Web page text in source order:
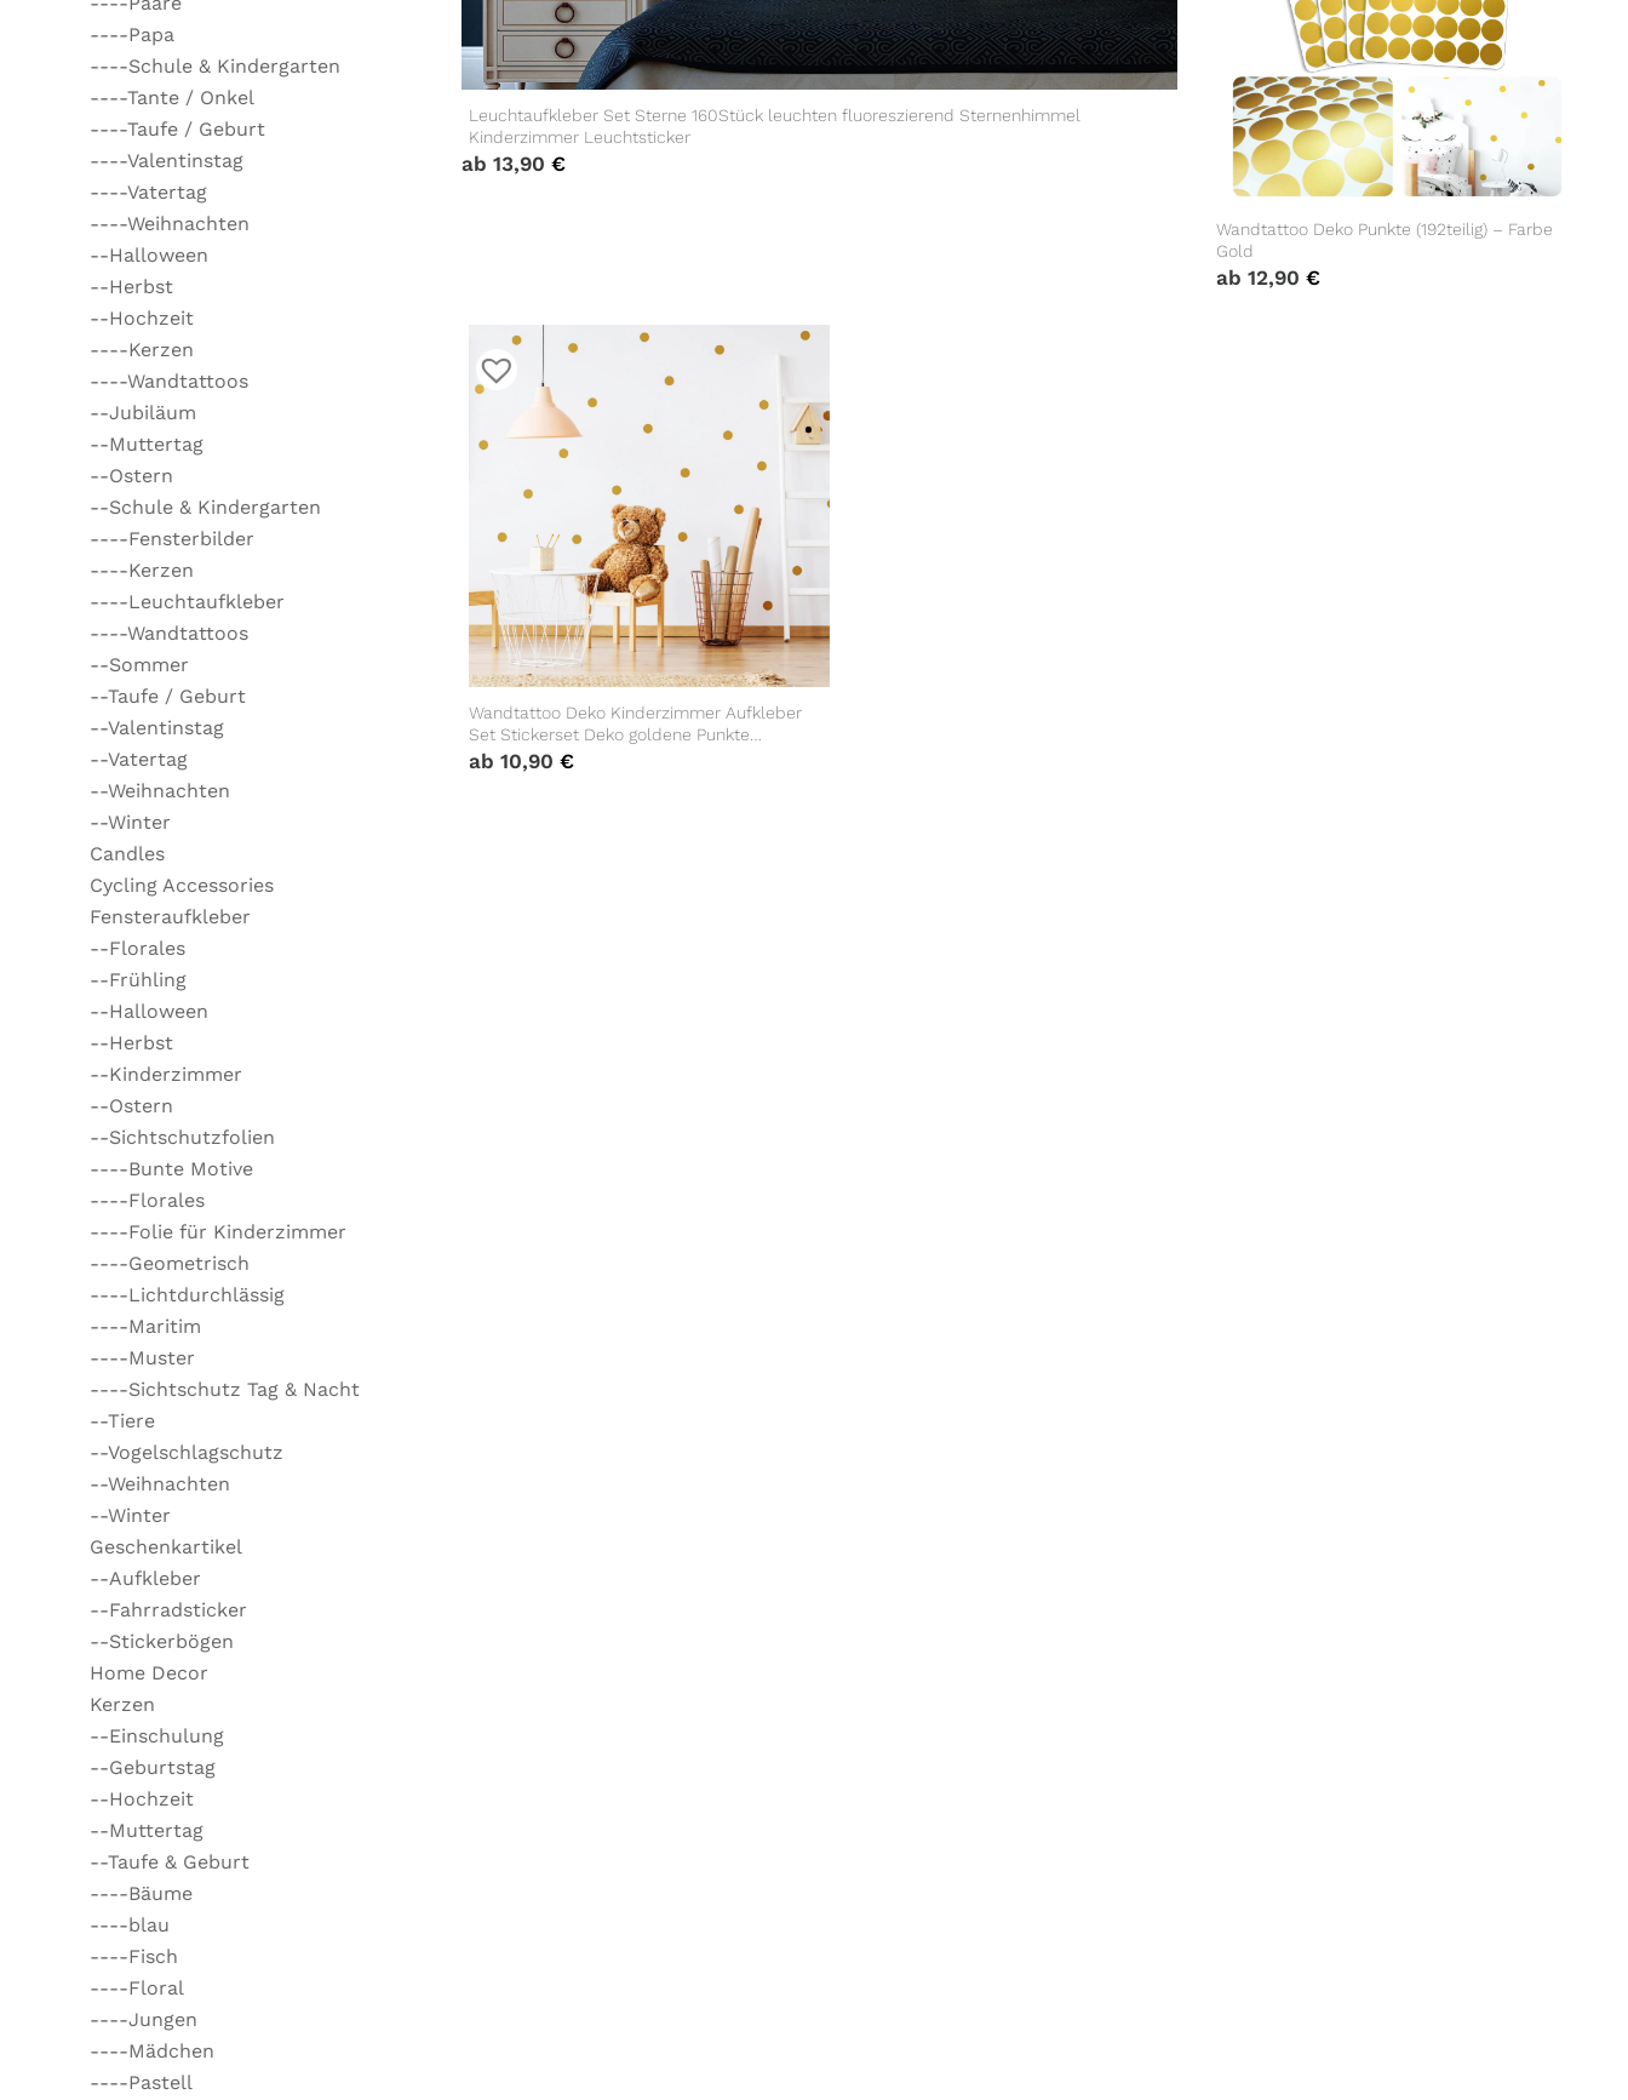
----Papa
----Schule & Kindergarten
----Tante / Onkel
----Taufe / Geburt
----Valentinstag
----Vatertag
----Weihnachten
--Halloween
--Herbst
--Hochzeit
----Kerzen
----Wandtattoos
--Jubiläum
--Muttertag
--Ostern
--Schule & Kindergarten
----Fensterbilder
----Kerzen
----Leuchtaufkleber
----Wandtattoos
--Sommer
--Taufe / Geburt
--Valentinstag
--Vatertag
--Weihnachten
--Winter
Candles
Cycling Accessories
Fensteraufkleber
--Florales
--Frühling
--Halloween
--Herbst
--Kinderzimmer
--Ostern
--Sichtschutzfolien
----Bunte Motive
----Florales
----Folie für Kinderzimmer
----Geometrisch
----Lichtdurchlässig
----Maritim
----Muster
----Sichtschutz Tag & Nacht
--Tiere
--Vogelschlagschutz
--Weihnachten
--Winter
Geschenkartikel
--Aufkleber
--Fahrradsticker
--Stickerbögen
Home Decor
Kerzen
--Einschulung
--Geburtstag
--Hochzeit
--Muttertag
--Taufe & Geburt
----Bäume
----blau
----Fisch
----Floral
----Jungen
----Mädchen
----Pastell
Leuchtaufkleber Set Sterne 160Stück leuchten fluoreszierend Sternenhimmel
Kinderzimmer Leuchtsticker
ab 13,90 €
Wandtattoo Deko Punkte (192teilig) – Farbe
Gold
ab 12,90 €
Wandtattoo Deko Kinderzimmer Aufkleber
Set Stickerset Deko goldene Punkte
(50teilig)
ab 10,90 €